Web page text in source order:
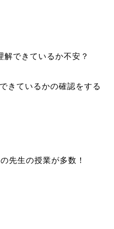
できているか不安？
きているかの確認をする
先生の授業が多数！